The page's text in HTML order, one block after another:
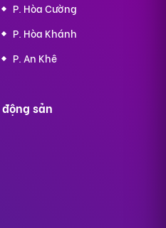
P. Hòa Cường
P. Hòa Khánh
P. An Khê
sản